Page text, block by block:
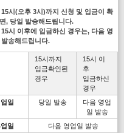
15시(오후 3시)까지 신청 및 입금이 확
, 당일 발송해드립니다.
15시 이후에 입금하신 경우는, 다음 영
발송해드립니다.
15시까지
입금확인된
경우
15시 이
후
입금하신
경우
일
당일 발송
다음 영업
일 발송
일
다음 영업일 발송